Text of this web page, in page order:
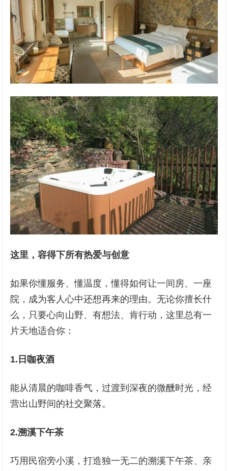
这里，容得下所有热爱与创意
如果你懂服务、懂温度，懂得如何让一间房、一座
院，成为客人心中还想再来的理由。无论你擅长什
么，只要心向山野、有想法、肯行动，这里总有一
片天地适合你：
1. 日咖夜酒
能从清晨的咖啡香气，过渡到深夜的微醺时光，经
营出山野间的社交聚落。
2.溯溪下午茶
巧用民宿旁小溪，打造独一无二的溯溪下午茶、亲